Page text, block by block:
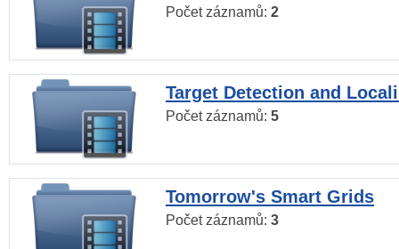
Počet záznamů: 2
Target Detection and
Počet záznamů: 5
Tomorrow's Smart Grids
Počet záznamů: 3